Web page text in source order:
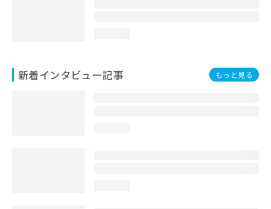
新着インタビュー記事 もっと見る